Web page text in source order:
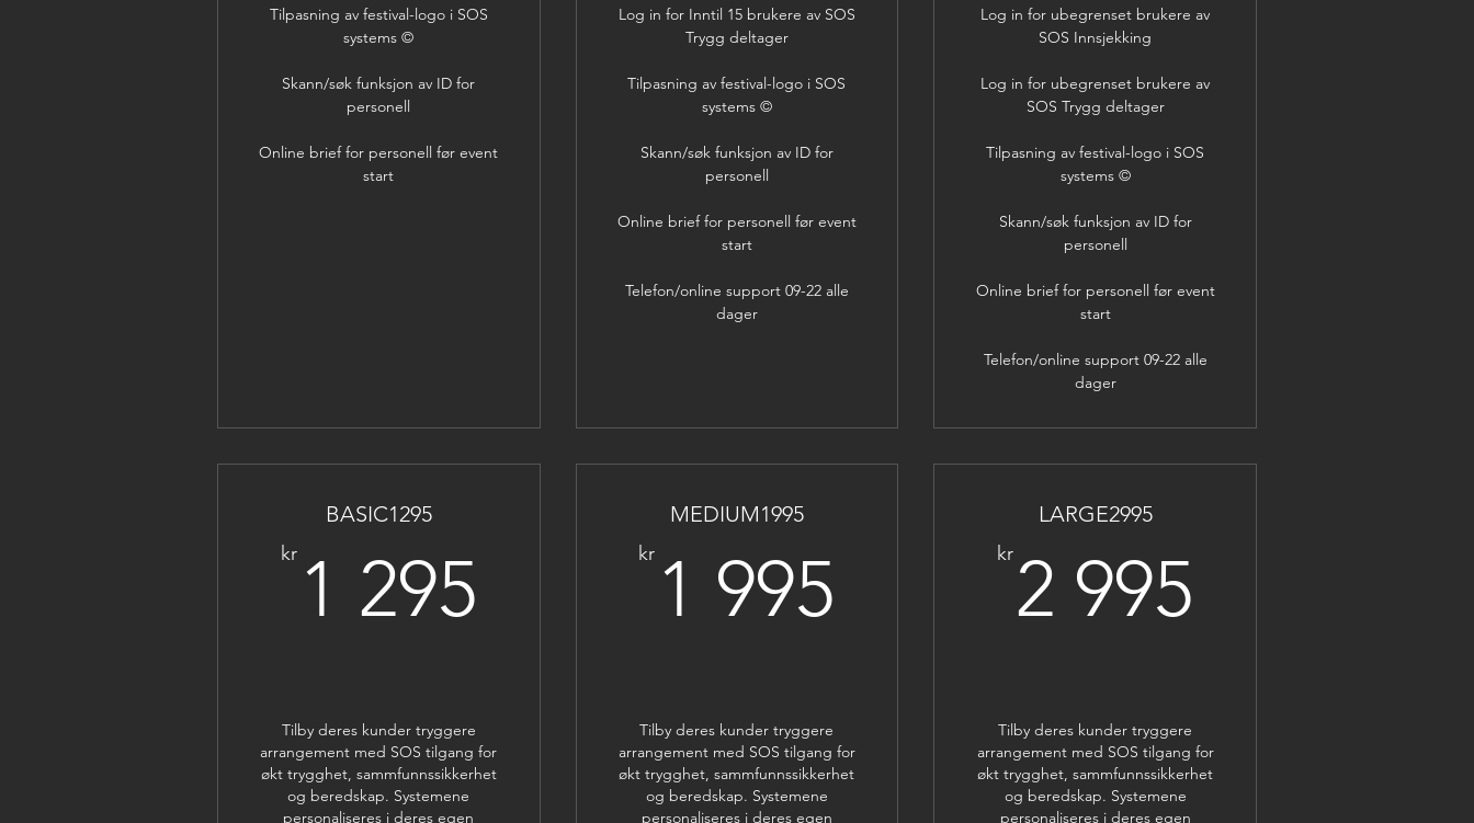
Tilpasning av festival-logo i SOS
systems ©
Skann/søk funksjon av ID for
personell
Online brief for personell før event
start
Log in for Inntil 15 brukere av SOS
Trygg deltager
Tilpasning av festival-logo i SOS
systems ©
Skann/søk funksjon av ID for
personell
Online brief for personell før event
start
Telefon/online support 09-22 alle
dager
Log in for ubegrenset brukere av
SOS Innsjekking
Log in for ubegrenset brukere av
SOS Trygg deltager
Tilpasning av festival-logo i SOS
systems ©
Skann/søk funksjon av ID for
personell
Online brief for personell før event
start
Telefon/online support 09-22 alle
dager
BASIC1295
kr 1 295 1 295kr
Tilby deres kunder tryggere
arrangement med SOS tilgang for
økt trygghet, sammfunnssikkerhet
og beredskap. Systemene
personaliseres i deres egen
MEDIUM1995
kr 1 995 1 995kr
Tilby deres kunder tryggere
arrangement med SOS tilgang for
økt trygghet, sammfunnssikkerhet
og beredskap. Systemene
personaliseres i deres egen
LARGE2995
kr2 995
Tilby deres kunder tryggere
arrangement med SOS tilgang for
økt trygghet, sammfunnssikkerhet
og beredskap. Systemene
personaliseres i deres egen